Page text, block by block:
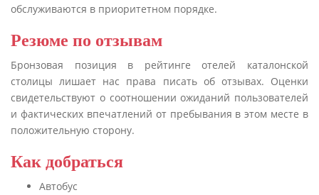
обслуживаются в приоритетном порядке.
Резюме по отзывам
Бронзовая позиция в рейтинге отелей каталонской
столицы лишает нас права писать об отзывах. Оценки
свидетельствуют о соотношении ожиданий пользователей
и фактических впечатлений от пребывания в этом месте в
положительную сторону.
Как добраться
Автобус